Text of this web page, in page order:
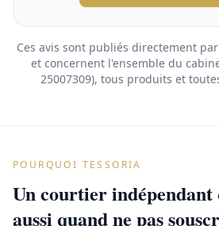
Ces avis sont publiés directement
et concernent l'ensemble du
25007309), tous produits et
POURQUOI TESSORIA
Un courtier indépendant
aussi quand ne pas